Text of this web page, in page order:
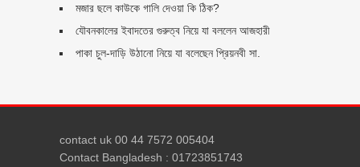
মজার ছলে কাউকে গালি দেওয়া কি ঠিক?
যৌবনকালের ইবাদতের গুরুত্ব নিয়ে যা বললেন আজহারী
পাকা চুল-দাড়ি উঠানো নিয়ে যা বলেছেন প্রিয়নবী সা.
contact uk 00 44 7572 005404
Contact Bangladesh : 01723851743